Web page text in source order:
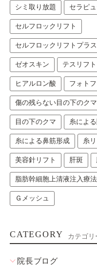
シミ取り放題 セラピ
セルフロックリフト
セルフロックリフトプラ
ゼオスキン テスリフト
ヒアルロン酸 フォト
傷の残らない目の下のク
目の下のクマ 糸によ
糸による鼻筋形成 糸
美容針リフト 肝斑
脂肪幹細胞上清液注入療法
Ｇメッシュ
CATEGORY カテゴリ
院長ブログ